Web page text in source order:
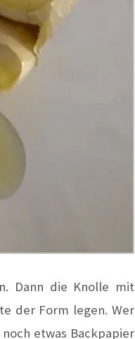
Dann die Knolle mit
der Form legen. Wer
etwas Backpapier